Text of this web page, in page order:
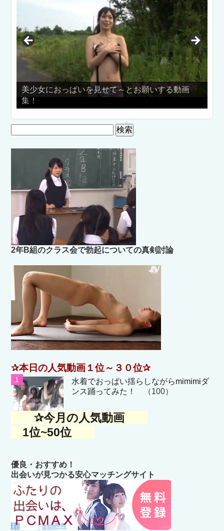
美少女におっぱいを見せて～とお願いする動画
集！
2年B組のクラス会で勃起についての真剣討論
✰本日の人気動画１位～３０位✰
水着でおっぱい揺らしながらmimimiダ
ンス踊ってみた！
（100）
✰今月の人気動画
1位~50位
優良・おすすめ！
出会いが見つかる安心マッチングサイト